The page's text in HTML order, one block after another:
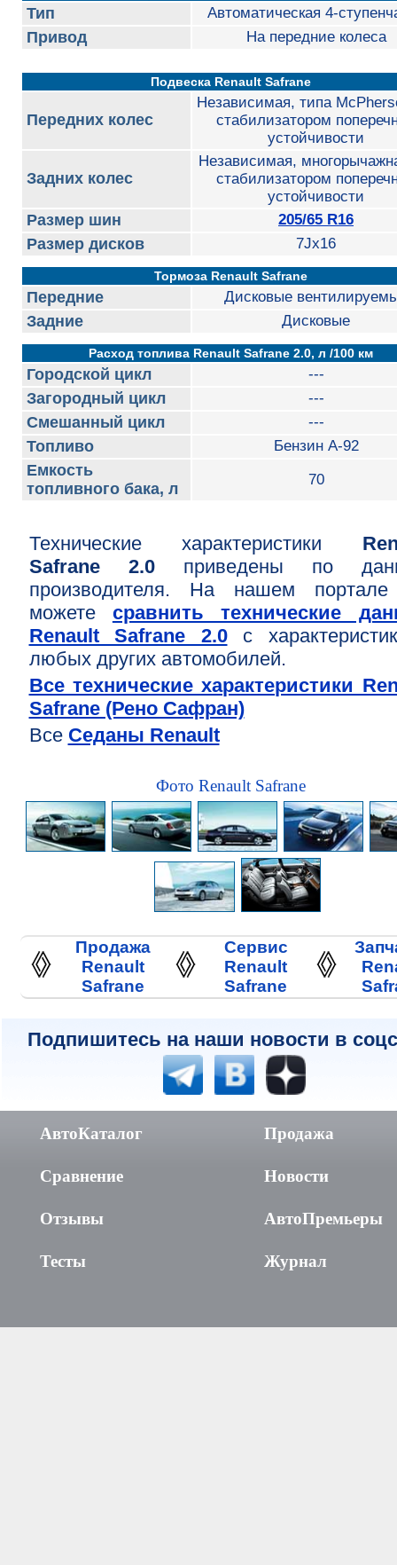
Тип Автоматическая 4-
Привод На передние колеса
Подвеска Renault Safrane
Передних колес
Независимая, типа
стабилизатором
устойчивости
Задних колес
Независимая,
стабилизатором
устойчивости
Размер шин 205/65 R16
Размер дисков 7Jx16
Тормоза Renault Safrane
Передние Дисковые
Задние Дисковые
Расход топлива Renault Safrane 2.0, л /100 км
Городской цикл ---
Загородный цикл ---
Смешанный цикл ---
Топливо Бензин А-92
Емкость
топливного бака, л
70
Технические характеристики
Safrane 2.0приведены по
производителя. На нашем
можете сравнить технические
Renault Safrane 2.0с
любых других автомобилей.
Все технические характеристики
Safrane (Рено Сафран)
Все Седаны Renault
Фото Renault Safrane
Продажа
Renault
Safrane
Сервис
Renault
Safrane
Подпишитесь на наши новости в
АвтоКаталог
Сравнение
Отзывы
Тесты
Продажа
Новости
АвтоПремьеры
Журнал